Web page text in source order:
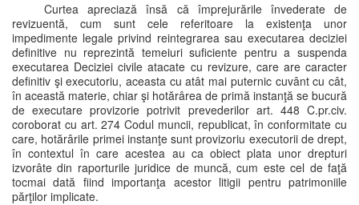
Curtea apreciază însă că împrejurările învederate de
revizuentă, cum sunt cele referitoare la existenţa unor
impedimente legale privind reintegrarea sau executarea deciziei
definitive nu reprezintă temeiuri suficiente pentru a suspenda
executarea Deciziei civile atacate cu revizure, care are caracter
definitiv şi executoriu, aceasta cu atât mai puternic cuvânt cu cât,
în această materie, chiar şi hotărârea de primă instanţă se bucură
de executare provizorie potrivit prevederilor art. 448 C.pr.civ.
coroborat cu art. 274 Codul muncii, republicat, în conformitate cu
care, hotărârile primei instanţe sunt provizoriu executorii de drept,
în contextul în care acestea au ca obiect plata unor drepturi
izvorâte din raporturile juridice de muncă, cum este cel de faţă
tocmai dată fiind importanţa acestor litigii pentru patrimoniile
părţilor implicate.